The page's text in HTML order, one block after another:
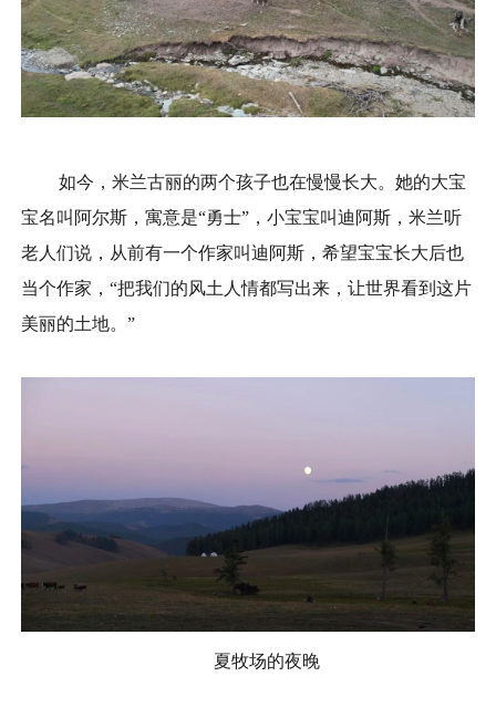
如今，米兰古丽的两个孩子也在慢慢长大。她的大宝
宝名叫阿尔斯，寓意是“勇士”，小宝宝叫迪阿斯，米兰听
老人们说，从前有一个作家叫迪阿斯，希望宝宝长大后也
当个作家，“把我们的风土人情都写出来，让世界看到这片
美丽的土地。”
夏牧场的夜晚